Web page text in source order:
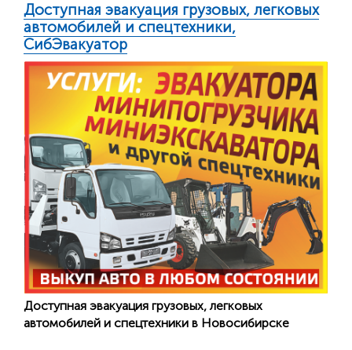
Доступная эвакуация грузовых, легковых
автомобилей и спецтехники,
СибЭвакуатор
Доступная эвакуация грузовых, легковых
автомобилей и спецтехники в Новосибирске